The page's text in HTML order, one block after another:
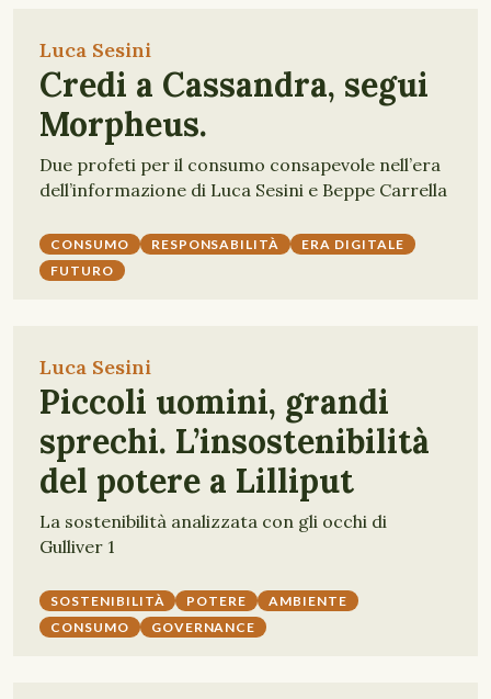
Luca Sesini
Credi a Cassandra, segui
Morpheus.
Due profeti per il consumo consapevole nell’era
dell’informazione di Luca Sesini e Beppe Carrella
CONSUMO RESPONSABILITÀ
ERA DIGITALE
FUTURO
Luca Sesini
Piccoli uomini, grandi
sprechi. L’insostenibilità
del potere a Lilliput
La sostenibilità analizzata con gli occhi di
Gulliver 1
SOSTENIBILITÀ POTERE
AMBIENTE
CONSUMO
GOVERNANCE